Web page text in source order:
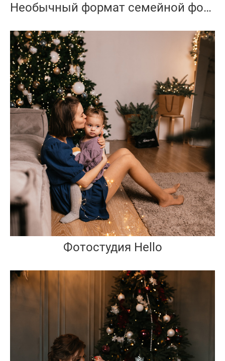
Необычный формат семейной фотосессии
Фотостудия Hello